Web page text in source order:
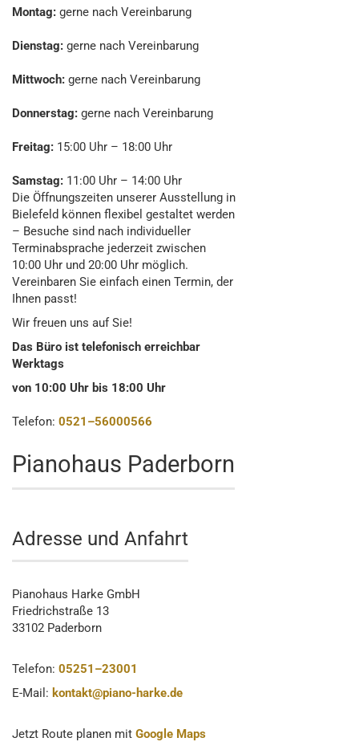
Montag: gerne nach Vereinbarung
Dienstag: gerne nach Vereinbarung
Mittwoch: gerne nach Vereinbarung
Donnerstag: gerne nach Vereinbarung
Freitag: 15:00 Uhr – 18:00 Uhr
Samstag: 11:00 Uhr – 14:00 Uhr
Die Öffnungszeiten unserer Ausstellung in
Bielefeld können flexibel gestaltet werden
– Besuche sind nach individueller
Terminabsprache jederzeit zwischen
10:00 Uhr und 20:00 Uhr möglich.
Vereinbaren Sie einfach einen Termin, der
Ihnen passt!
Wir freuen uns auf Sie!
Das Büro ist telefonisch erreichbar
Werktags
von 10:00 Uhr bis 18:00 Uhr
Telefon: 0521–56000566
Pianohaus Paderborn
Adresse und Anfahrt
Pianohaus Harke GmbH
Friedrichstraße 13
33102 Paderborn
Telefon: 05251–23001
E-Mail: kontakt@piano-harke.de
Jetzt Route planen mit Google Maps